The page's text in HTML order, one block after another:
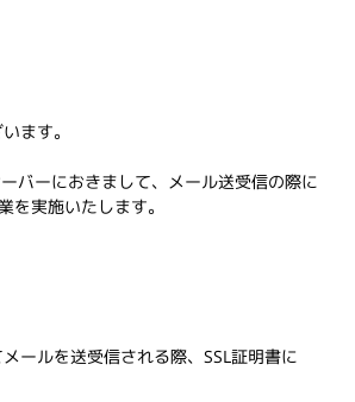
ます。
バーにおきまして、メール送受信の際に
を実施いたします。
ールを送受信される際、SSL証明書に